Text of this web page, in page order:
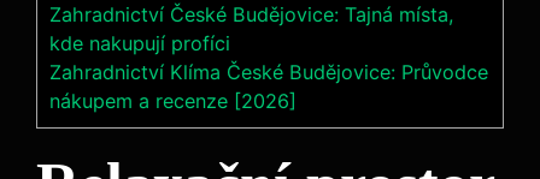
Zahradnictví České Budějovice: Tajná místa,
kde nakupují profíci
Zahradnictví Klíma České Budějovice: Průvodce
nákupem a recenze [2026]